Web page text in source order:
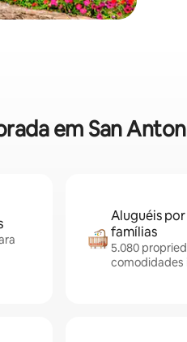
em San
Aluguéis
famílias
5.080
comodidades